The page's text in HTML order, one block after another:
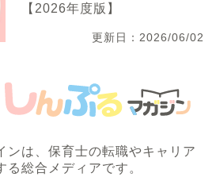
【2026年度版】
更新日：2026/06/02
ンは、保育士の転職やキャリア
総合メディアです。